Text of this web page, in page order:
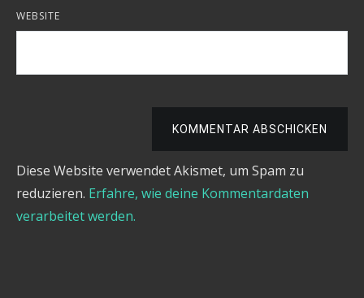
WEBSITE
KOMMENTAR ABSCHICKEN
Diese Website verwendet Akismet, um Spam zu
reduzieren. Erfahre, wie deine Kommentardaten
verarbeitet werden.